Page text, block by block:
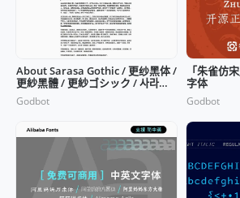
About Sarasa Gothic / 更纱黑体 /
更紗黑體 / 更紗ゴシック / 사라사
고딕
Godbot
「朱雀仿
字体
Godbot